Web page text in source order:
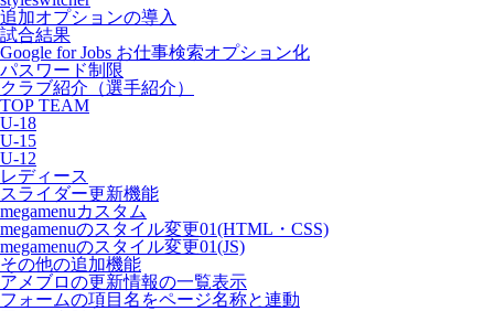
追加オプションの導入
試合結果
Google for Jobs お仕事検索オプション化
パスワード制限
クラブ紹介（選手紹介）
TOP TEAM
U-18
U-15
U-12
レディース
スライダー更新機能
megamenuカスタム
megamenuのスタイル変更01(HTML・CSS)
megamenuのスタイル変更01(JS)
その他の追加機能
アメブロの更新情報の一覧表示
フォームの項目名をページ名称と連動